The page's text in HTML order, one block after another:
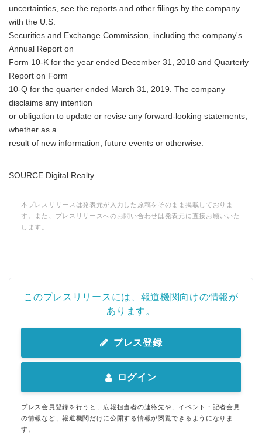
uncertainties, see the reports and other filings by the company
with the U.S.
Securities and Exchange Commission, including the company's
Annual Report on
Form 10-K for the year ended December 31, 2018 and Quarterly
Report on Form
10-Q for the quarter ended March 31, 2019. The company
disclaims any intention
or obligation to update or revise any forward-looking statements,
whether as a
result of new information, future events or otherwise.
SOURCE Digital Realty
本プレスリリースは発表元が入力した原稿をそのまま掲載しておりま
す。また、プレスリリースへのお問い合わせは発表元に直接お願いいた
します。
このプレスリリースには、報道機関向けの情報が
あります。
プレス登録
ログイン
プレス会員登録を行うと、広報担当者の連絡先や、イベント・記者会見
の情報など、報道機関だけに公開する情報が閲覧できるようになりま
す。